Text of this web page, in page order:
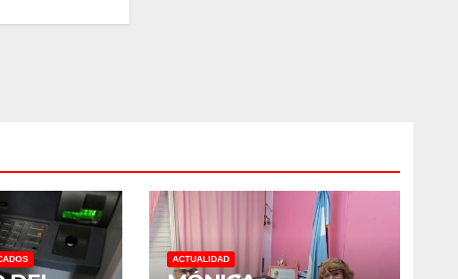
ACTUALIDAD